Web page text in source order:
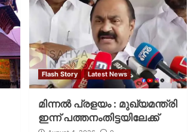
Flash Story Latest News
മിന്നല്‍ പ്രളയം : മുഖ്യമന്ത്രി
ഇന്ന് പത്തനംതിട്ടയിലേക്ക്